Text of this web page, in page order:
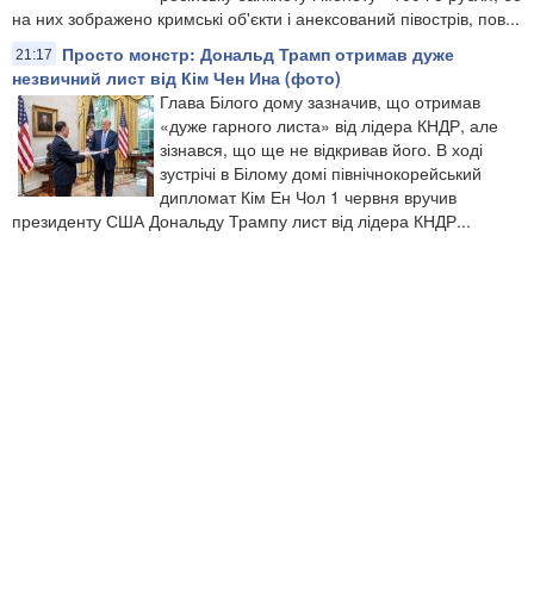
на них зображено кримські об'єкти і анексований півострів, пов...
21:17
Просто монстр: Дональд Трамп отримав дуже
незвичний лист від Кім Чен Ина (фото)
Глава Білого дому зазначив, що отримав
«дуже гарного листа» від лідера КНДР, але
зізнався, що ще не відкривав його. В ході
зустрічі в Білому домі північнокорейський
дипломат Кім Ен Чол 1 червня вручив
президенту США Дональду Трампу лист від лідера КНДР...